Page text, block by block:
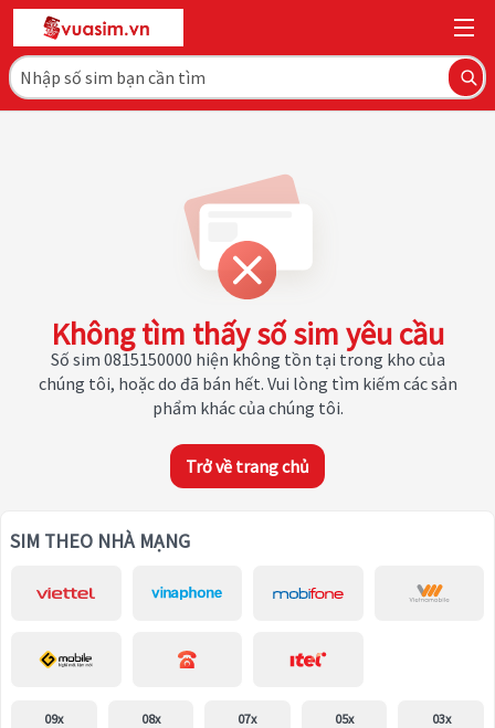
Không tìm thấy số sim yêu cầu
Số sim 0815150000 hiện không tồn tại trong kho của
chúng tôi, hoặc do đã bán hết. Vui lòng tìm kiếm các sản
phẩm khác của chúng tôi.
Trở về trang chủ
SIM THEO NHÀ MẠNG
09x 08x 07x 05x 03x